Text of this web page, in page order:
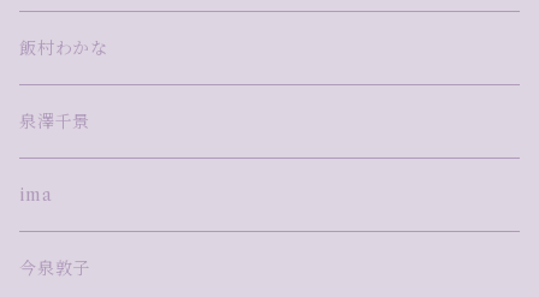
飯村わかな
泉澤千景
ima
今泉敦子